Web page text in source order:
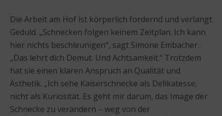
Die Arbeit am Hof ist körperlich fordernd und verlangt
Geduld. „Schnecken folgen keinem Zeitplan. Ich kann
hier nichts beschleunigen“, sagt Simone Embacher.
„Das lehrt dich Demut. Und Achtsamkeit.“ Trotzdem
hat sie einen klaren Anspruch an Qualität und
Ästhetik. „Ich sehe Kaiserschnecke als Delikatesse,
nicht als Kuriosität. Es geht mir darum, das Image der
Schnecke zu verändern – weg von der